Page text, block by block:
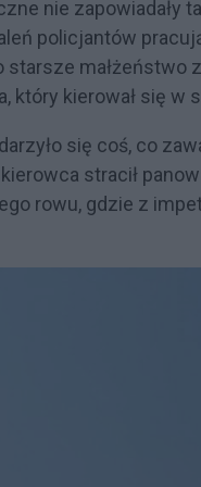
nie zapowiadały
policjantów
starsze małżeństwo
który kierował się w
się coś, co
stracił
rowu, gdzie z